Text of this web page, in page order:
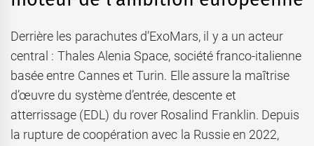
Derrière les parachutes d’ExoMars, il y a un acteur
central : Thales Alenia Space, société franco-italienne
basée entre Cannes et Turin. Elle assure la maîtrise
d’œuvre du système d’entrée, descente et
atterrissage (EDL) du rover Rosalind Franklin. Depuis
la rupture de coopération avec la Russie en 2022,